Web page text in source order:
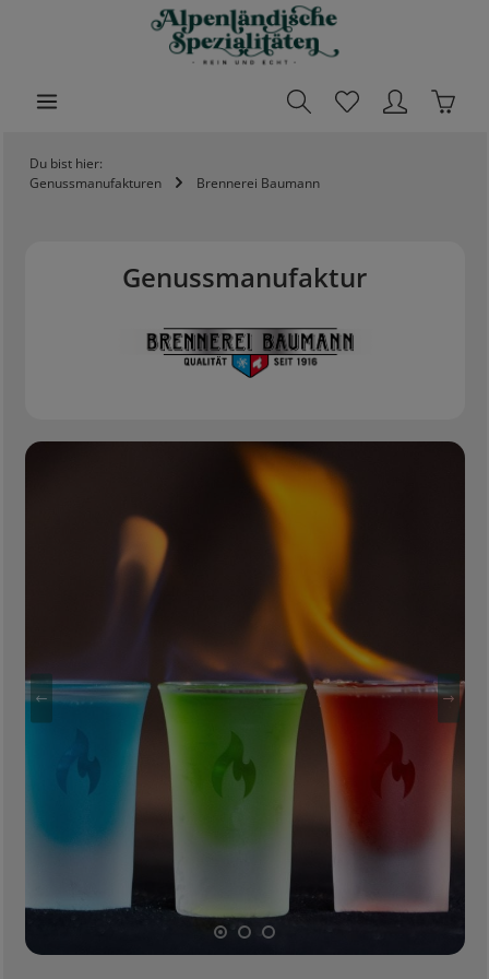
Du bist hier:
Genussmanufakturen
Brennerei Baumann
Genussmanufaktur
Slider überspringen